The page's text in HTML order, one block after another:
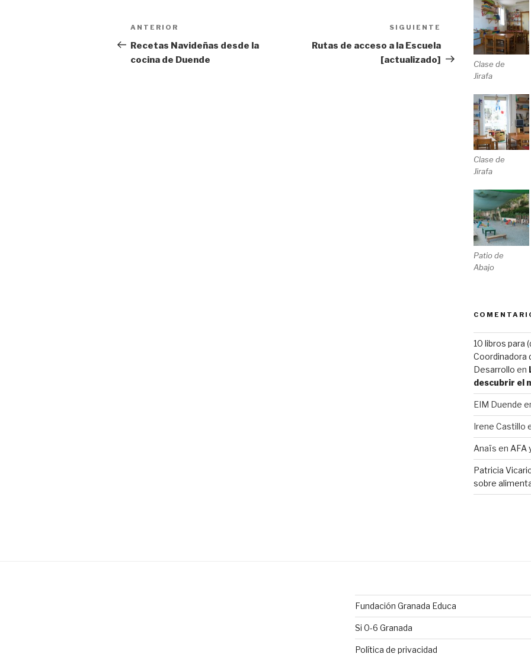
Navegación
de
entradas
Entrada
anterior:
ANTERIOR
Recetas Navideñas desde la
cocina de Duende
Siguiente
entrada
SIGUIENTE
Rutas de acceso a la Escuela
[actualizado]
Clase de
Jirafa
Clase de
Jirafa
Patio de
Abajo
10 libros para
Coordinadora
Desarrollo en
descubrir el
EIM Duende
Irene Castillo
Anaïs en AFA
Patricia
sobre
Fundación Granada Educa
Si 0-6 Granada
Política de privacidad